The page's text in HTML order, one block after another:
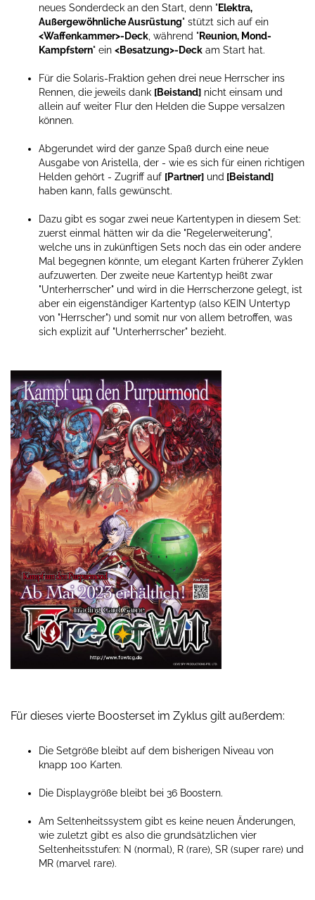
neues Sonderdeck an den Start, denn "Elektra,
Außergewöhnliche Ausrüstung" stützt sich auf ein
<Waffenkammer>-Deck , während "Reunion, Mond-
Kampfstern" ein <Besatzung>-Deck am Start hat.
Für die Solaris-Fraktion gehen drei neue Herrscher ins
Rennen, die jeweils dank [Beistand] nicht einsam und
allein auf weiter Flur den Helden die Suppe versalzen
können.
Abgerundet wird der ganze Spaß durch eine neue
Ausgabe von Aristella, der - wie es sich für einen richtigen
Helden gehört - Zugriff auf [Partner] und [Beistand]
haben kann, falls gewünscht.
Dazu gibt es sogar zwei neue Kartentypen in diesem Set:
zuerst einmal hätten wir da die "Regelerweiterung",
welche uns in zukünftigen Sets noch das ein oder andere
Mal begegnen könnte, um elegant Karten früherer Zyklen
aufzuwerten. Der zweite neue Kartentyp heißt zwar
"Unterherrscher" und wird in die Herrscherzone gelegt, ist
aber ein eigenständiger Kartentyp (also KEIN Untertyp
von "Herrscher") und somit nur von allem betroffen, was
sich explizit auf "Unterherrscher" bezieht.
Für dieses vierte Boosterset im Zyklus gilt außerdem:
Die Setgröße bleibt auf dem bisherigen Niveau von
knapp 100 Karten.
Die Displaygröße bleibt bei 36 Boostern.
Am Seltenheitssystem gibt es keine neuen Änderungen,
wie zuletzt gibt es also die grundsätzlichen vier
Seltenheitsstufen: N (normal), R (rare), SR (super rare) und
MR (marvel rare).